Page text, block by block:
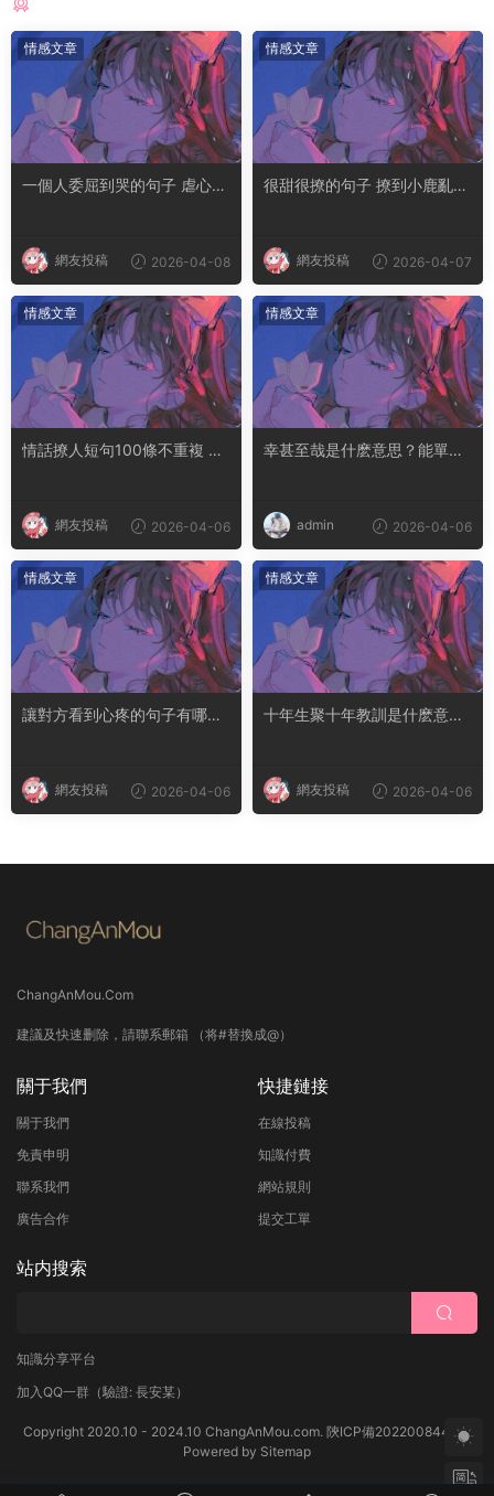
情感文章
一個人委屈到哭的句子 虐心到
網友投稿 2026-04-08
情感文章
很甜很撩的句子 撩到小鹿亂撞
網友投稿 2026-04-07
情感文章
情話撩人短句100條不重複 土
網友投稿 2026-04-06
情感文章
幸甚至哉是什麽意思？能單獨
admin 2026-04-06
情感文章
讓對方看到心疼的句子有哪
網友投稿 2026-04-06
情感文章
十年生聚十年教訓是什麽意思
網友投稿 2026-04-06
ChangAnMou.Com
建議及快速删除，請聯系郵箱 （将#替換成@）
關于我們
關于我們
免責申明
聯系我們
廣告合作
快捷鏈接
在線投稿
知識付費
網站規則
提交工單
站内搜索
知識分享平台
加入QQ一群 （驗證: 長安某）
Copyright 2020.10 - 2024.10 ChangAnMou.com. 陝ICP備2022008444号
Powered by Sitemap